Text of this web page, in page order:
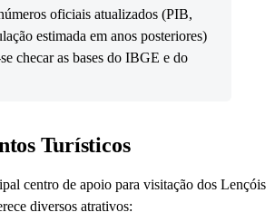
oficiais atualizados (PIB,
estimada em anos posteriores)
checar as bases do IBGE e do
Turísticos
centro de apoio para visitação dos Lençóis
diversos atrativos: